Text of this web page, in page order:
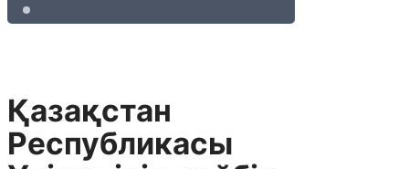
Қазақстан
Республикасы